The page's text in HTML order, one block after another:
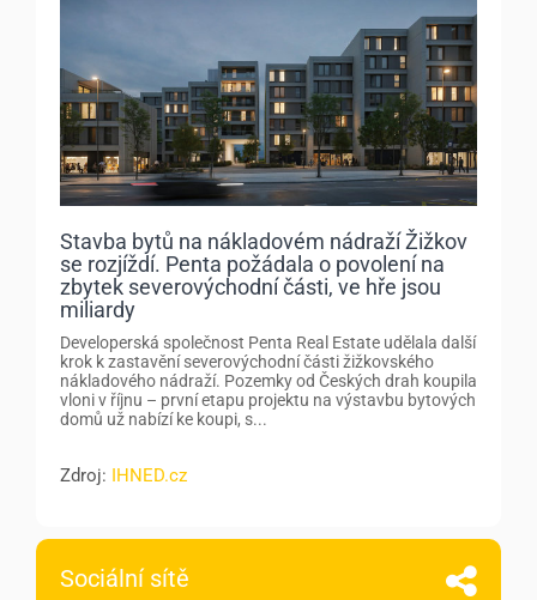
Stavba bytů na nákladovém nádraží Žižkov
se rozjíždí. Penta požádala o povolení na
zbytek severovýchodní části, ve hře jsou
miliardy
Developerská společnost Penta Real Estate udělala další
krok k zastavění severovýchodní části žižkovského
nákladového nádraží. Pozemky od Českých drah koupila
vloni v říjnu – první etapu projektu na výstavbu bytových
domů už nabízí ke koupi, s...
Zdroj: IHNED.cz
Sociální sítě